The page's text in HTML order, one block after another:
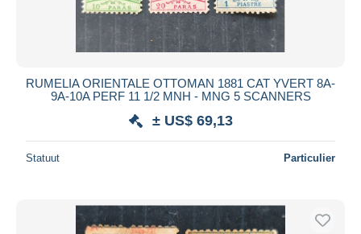
RUMELIA ORIENTALE OTTOMAN 1881 CAT YVERT 8A-
9A-10A PERF 11 1/2 MNH - MNG 5 SCANNERS
± US$ 69,13
Statuut Particulier